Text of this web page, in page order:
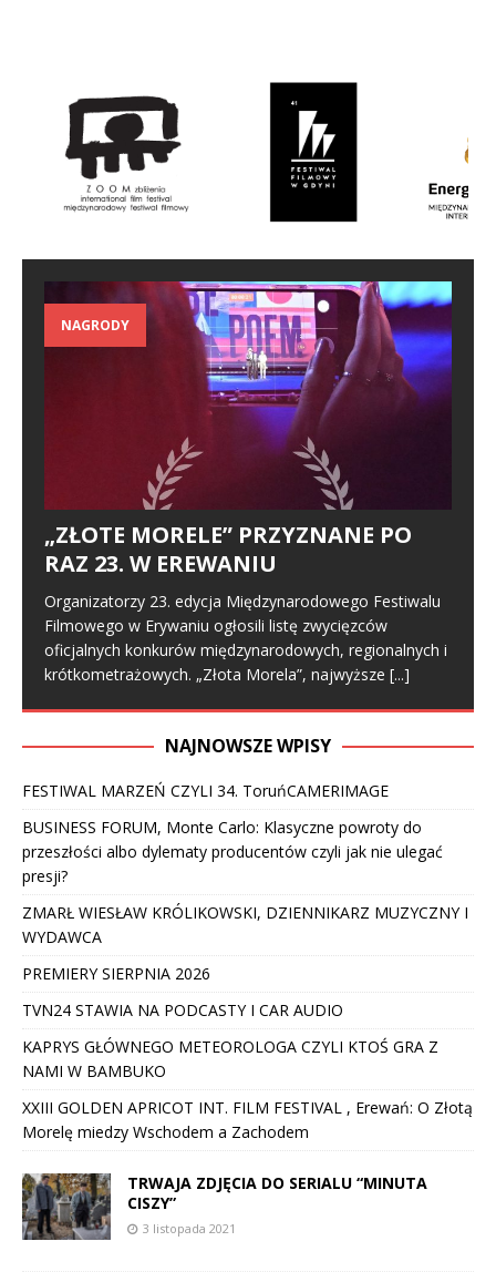
NAGRODY
„ZŁOTE MORELE” PRZYZNANE PO
RAZ 23. W EREWANIU
Organizatorzy 23. edycja Międzynarodowego Festiwalu
Filmowego w Erywaniu ogłosili listę zwycięzców
oficjalnych konkurów międzynarodowych, regionalnych i
krótkometrażowych. „Złota Morela”, najwyższe [...]
NAJNOWSZE WPISY
FESTIWAL MARZEŃ CZYLI 34. ToruńCAMERIMAGE
BUSINESS FORUM, Monte Carlo: Klasyczne powroty do
przeszłości albo dylematy producentów czyli jak nie ulegać
presji?
ZMARŁ WIESŁAW KRÓLIKOWSKI, DZIENNIKARZ MUZYCZNY I
WYDAWCA
PREMIERY SIERPNIA 2026
TVN24 STAWIA NA PODCASTY I CAR AUDIO
KAPRYS GŁÓWNEGO METEOROLOGA CZYLI KTOŚ GRA Z
NAMI W BAMBUKO
XXIII GOLDEN APRICOT INT. FILM FESTIVAL , Erewań: O Złotą
Morelę miedzy Wschodem a Zachodem
TRWAJA ZDJĘCIA DO SERIALU “MINUTA
CISZY”
3 listopada 2021